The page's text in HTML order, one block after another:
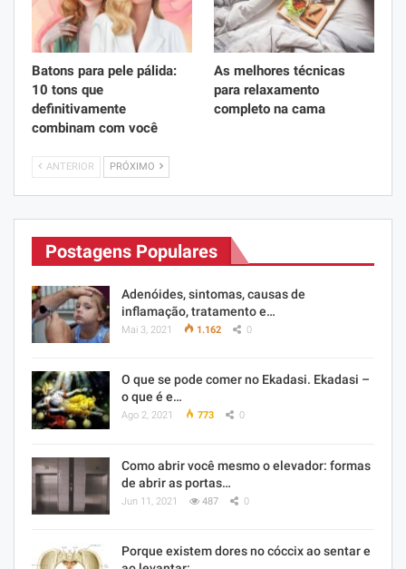
Batons para pele pálida:
10 tons que
definitivamente
combinam com você
As melhores técnicas
para relaxamento
completo na cama
ANTERIOR PRÓXIMO
Postagens Populares
Adenóides, sintomas, causas de
inflamação, tratamento e…
Mai 3, 2021 1.162 0
O que se pode comer no Ekadasi. Ekadasi –
o que é e…
Ago 2, 2021 773 0
Como abrir você mesmo o elevador: formas
de abrir as portas…
Jun 11, 2021 487 0
Porque existem dores no cóccix ao sentar e